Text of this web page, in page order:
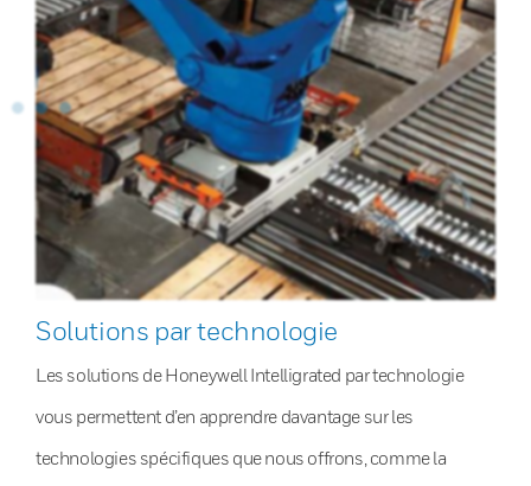
Solutions par technologie
Les solutions de Honeywell Intelligrated par technologie
vous permettent d’en apprendre davantage sur les
technologies spécifiques que nous offrons, comme la